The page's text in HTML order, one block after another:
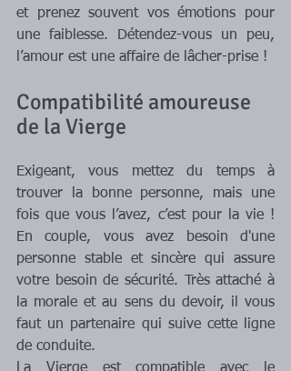
et prenez souvent vos émotions pour
une faiblesse. Détendez-vous un peu,
l’amour est une affaire de lâcher-prise !
Compatibilité amoureuse
de la Vierge
Exigeant, vous mettez du temps à
trouver la bonne personne, mais une
fois que vous l’avez, c’est pour la vie !
En couple, vous avez besoin d'une
personne stable et sincère qui assure
votre besoin de sécurité. Très attaché à
la morale et au sens du devoir, il vous
faut un partenaire qui suive cette ligne
de conduite.